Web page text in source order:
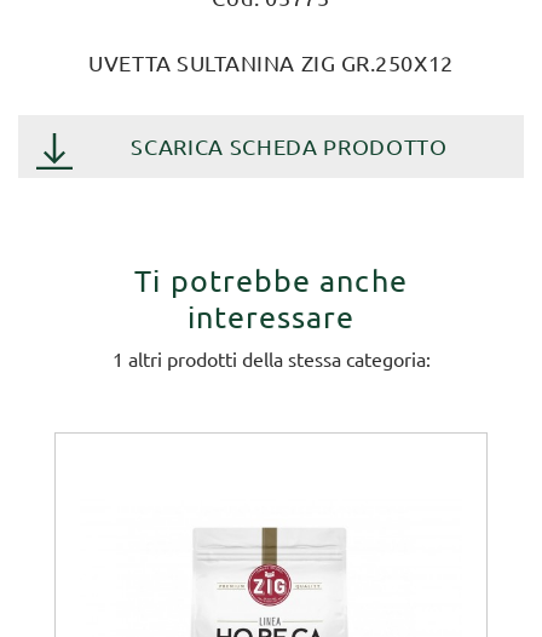
UVETTA SULTANINA ZIG GR.250X12
SCARICA SCHEDA PRODOTTO
Ti potrebbe anche
interessare
1 altri prodotti della stessa categoria: